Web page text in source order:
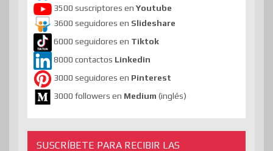
3500 suscriptores en Youtube
3600 seguidores en Slideshare
6000 seguidores en Tiktok
8000 contactos Linkedin
3000 seguidores en Pinterest
3000 followers en Medium (inglés)
SUSCRÍBETE PARA RECIBIR LAS